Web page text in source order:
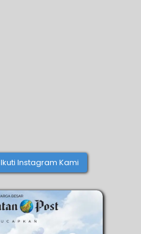
Ikuti Instagram Kami